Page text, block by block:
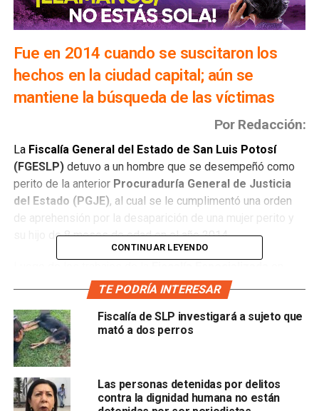
Fue en 2014 cuando se suscitaron los
hechos en la ciudad capital; aún se
mantiene la búsqueda de las víctimas
Por Redacción:
La Fiscalía General del Estado de San Luis Potosí
(FGESLP)detuvo a un hombre que se desempeñó como
perito de la anterior Procuraduría General de Justicia
del Estado (PGJE), al cual se le cumplimentó una orden
de aprehensión por la desaparición de una mujer perito y
su hijo de 8 meses de edad en el año 2014.
materia de Derechos Humanos, se realizaron las
averiguaciones previas respectivas, y se obtuvieron
pruebas de la probable responsabilidad deCruz Alfonso
“N”, quien también es padre del menor.
Según las investigaciones, fue el 26 de octubre de 2014
cuando el sujeto y la perito acordaron verse para tratar una
situación personal, trasladándose ella y su hijo en su
CONTINUAR LEYENDO
TE PODRÍA INTERESAR
Fiscalía de SLP investigará a sujeto que
mató a dos perros
Las personas detenidas por delitos
contra la dignidad humana no están